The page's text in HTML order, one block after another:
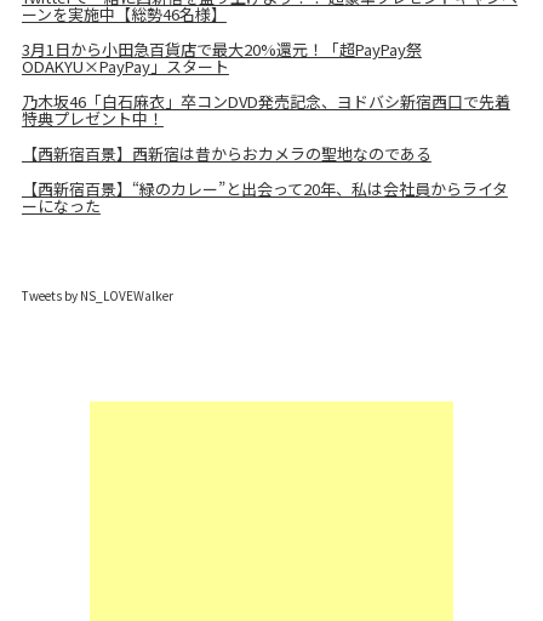
ーンを実施中【総勢46名様】
3月1日から小田急百貨店で最大20%還元！「超PayPay祭
ODAKYU×PayPay」スタート
乃木坂46「白石麻衣」卒コンDVD発売記念、ヨドバシ新宿西口で先着
特典プレゼント中！
【西新宿百景】西新宿は昔からおカメラの聖地なのである
【西新宿百景】“緑のカレー”と出会って20年、私は会社員からライタ
ーになった
Tweets by NS_LOVEWalker